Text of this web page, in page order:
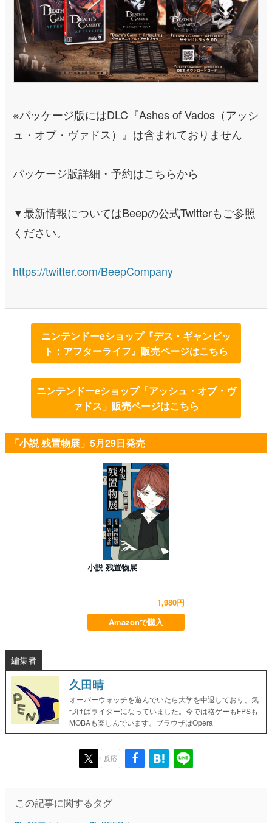
※パッケージ版にはDLC『Ashes of Vados（アッシ
ュ・オブ・ヴァドス）』は含まれておりません
パッケージ版詳細・予約はこちらから
▼最新情報についてはBeepの公式Twitterもご参照
ください。
https://twitter.com/BeepCompany
ニンテンドーeショップ『デス・ギャンビッ
ト：アフターライフ』販売ページはこちら
ニンテンドーeショップ「アッシュ・オブ・ヴ
ァドス」販売ページはこちら
「小説 残置物展」5月29日発売
小説 残置物展
1,980円
Amazonで購入
編集者
久田晴
オーバーウォッチを遊んでいたら大学を中退しており、気
づけばライターになっていました。今では格ゲーもFPSも
MOBAも楽しんでいます。ブラウザはOpera
反応
この記事に関するタグ